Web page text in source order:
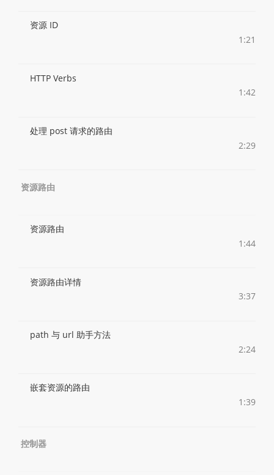
资源 ID
1:21
HTTP Verbs
1:42
处理 post 请求的路由
2:29
资源路由
资源路由
1:44
资源路由详情
3:37
path 与 url 助手方法
2:24
嵌套资源的路由
1:39
控制器